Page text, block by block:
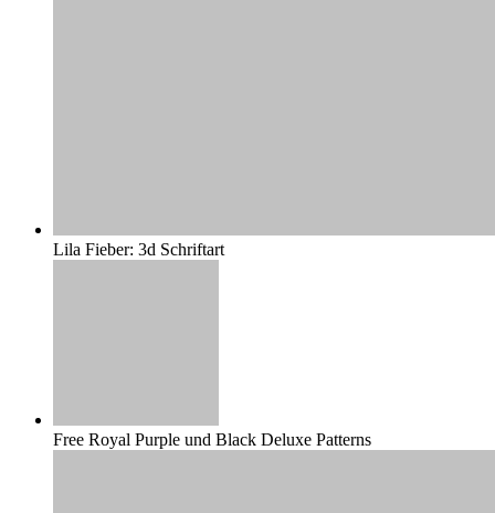
Lila Fieber: 3d Schriftart
Free Royal Purple und Black Deluxe Patterns